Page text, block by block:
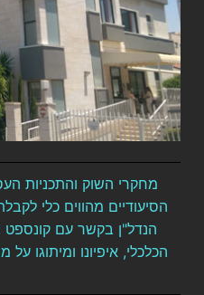
מחקרי השוק והתכניות
הסיעודיים מהווים כלי
הנדל"ן בקשר עם קונספט
הכלכלי, איפיונו ומיתוגו